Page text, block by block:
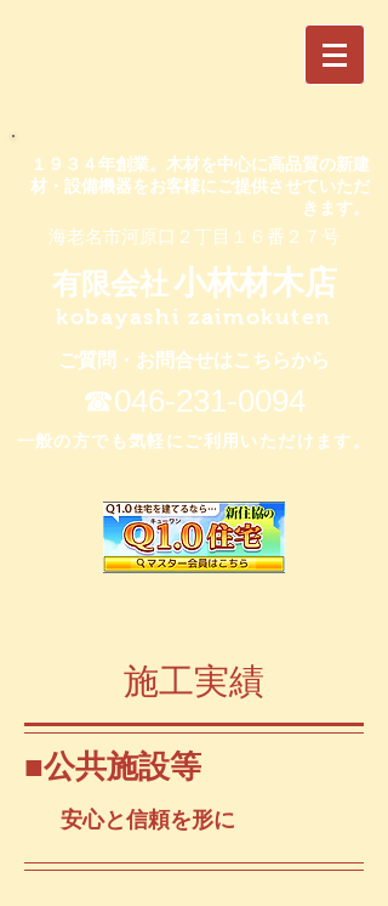
​１９３４年創業。木材を中心に高品質の新建
材・設備機器をお客様にご提供させていただ
きます。
​海老名市河原口２丁目１６番２７号
有限会社小林材木店
kobayashi zaimokuten
ご質問・お問合せはこちらから
​☎046-231-0094
​一般の方でも気軽にご利用いただけます。
​施工実績
​■公共施設等
​安心と信頼を形に